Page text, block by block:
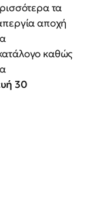
τα
αποχή
καθώς
30